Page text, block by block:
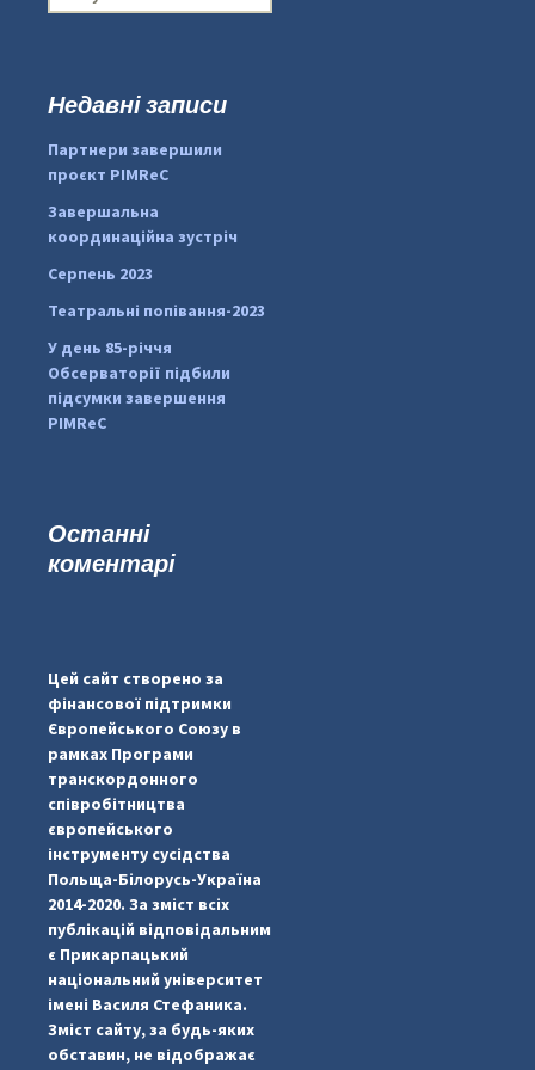
pimrec_project
о
:Недавні записи
Партнери завершили
проєкт PIMReC
Завершальна
координаційна зустріч
Серпень 2023
Театральні попівання-2023
У день 85-річчя
Обсерваторії підбили
підсумки завершення
PIMReC
Останні
коментарі
Цей сайт створено за
фінансової підтримки
Європейського Союзу в
рамках Програми
транскордонного
співробітництва
європейського
інструменту сусідства
Польща-Білорусь-Україна
2014-2020. За зміст всіх
публікацій відповідальним
є Прикарпацький
національний університет
імені Василя Стефаника.
Зміст сайту, за будь-яких
обставин, не відображає